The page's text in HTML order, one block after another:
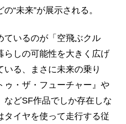
“未来”が展示される。
いるのが「空飛ぶクル
らしの可能性を大きく広げ
いる、まさに未来の乗り
ゥ・ザ・フューチャー』や
などSF作品でしか存在しな
タイヤを使って走行する従